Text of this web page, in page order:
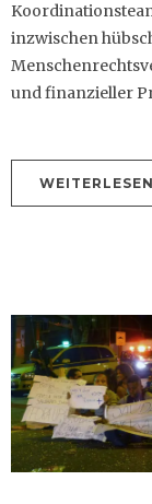
inzwischen
und finanzieller
WEITERLESEN